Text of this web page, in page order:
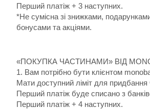
Перший платіж + 3 наступних.
*Не сумісна зі знижками,
бонусами та акціями.
«ПОКУПКА ЧАСТИНАМИ» ВІД
1. Вам потрібно бути клієнтом
Мати доступний ліміт для придбання
Перший платіж буде списано з
Перший платіж + 4 наступних.